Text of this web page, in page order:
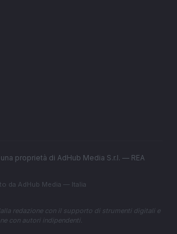
proprietà di AdHub Media S.r.l. — REA
da AdHub Media — Italia
redazione con il supporto di strumenti digitali e
con autori indipendenti.